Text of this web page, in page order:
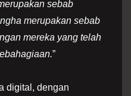
sebab
merupakan sebab
mereka yang telah
”
digital, dengan